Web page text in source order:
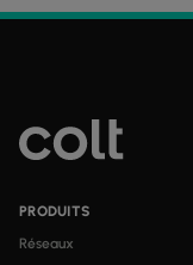
PRODUITS
Réseaux